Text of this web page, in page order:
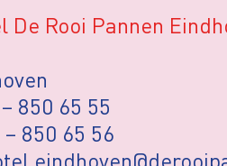
De Rooi Pannen
850 65 55
850 65 56